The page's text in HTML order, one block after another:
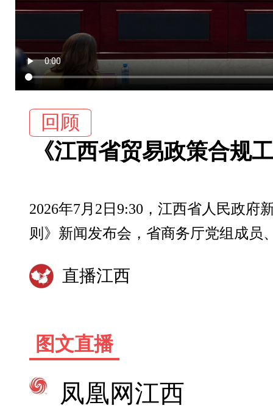
回顾
《江西省贸易政策合规
2026年7月2日9:30，江西省人民政府
则》新闻发布会，省商务厅党组成员
直播江西
图文直播
凤凰网江西